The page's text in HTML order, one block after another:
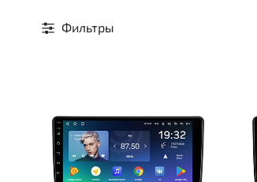
Фильтры